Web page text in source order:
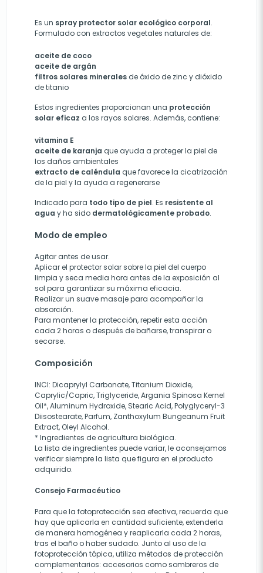
Es un spray protector solar ecológico corporal.
Formulado con extractos vegetales naturales de:
aceite de coco
aceite de argán
filtros solares minerales de óxido de zinc y dióxido
de titanio
Estos ingredientes proporcionan una protección
solar eficaz a los rayos solares. Además, contiene:
vitamina E
aceite de karanja que ayuda a proteger la piel de
los daños ambientales
extracto de caléndula que favorece la cicatrización
de la piel y la ayuda a regenerarse
Indicado para todo tipo de piel. Es resistente al
agua y ha sido dermatológicamente probado.
Modo de empleo
Agitar antes de usar.
Aplicar el protector solar sobre la piel del cuerpo
limpia y seca media hora antes de la exposición al
sol para garantizar su máxima eficacia.
Realizar un suave masaje para acompañar la
absorción.
Para mantener la protección, repetir esta acción
cada 2 horas o después de bañarse, transpirar o
secarse.
Composición
INCI: Dicaprylyl Carbonate, Titanium Dioxide,
Caprylic/Capric, Triglyceride, Argania Spinosa Kernel
Oil*, Aluminum Hydroxide, Stearic Acid, Polyglyceryl-3
Diisostearate, Parfum, Zanthoxylum Bungeanum Fruit
Extract, Oleyl Alcohol.
* Ingredientes de agricultura biológica.
La lista de ingredientes puede variar, le aconsejamos
verificar siempre la lista que figura en el producto
adquirido.
Consejo Farmacéutico
Para que la fotoprotección sea efectiva, recuerda que
hay que aplicarla en cantidad suficiente, extenderla
de manera homogénea y reaplicarla cada 2 horas,
tras el baño o haber sudado. Junto al uso de la
fotoprotección tópica, utiliza métodos de protección
complementarios: accesorios como sombreros de